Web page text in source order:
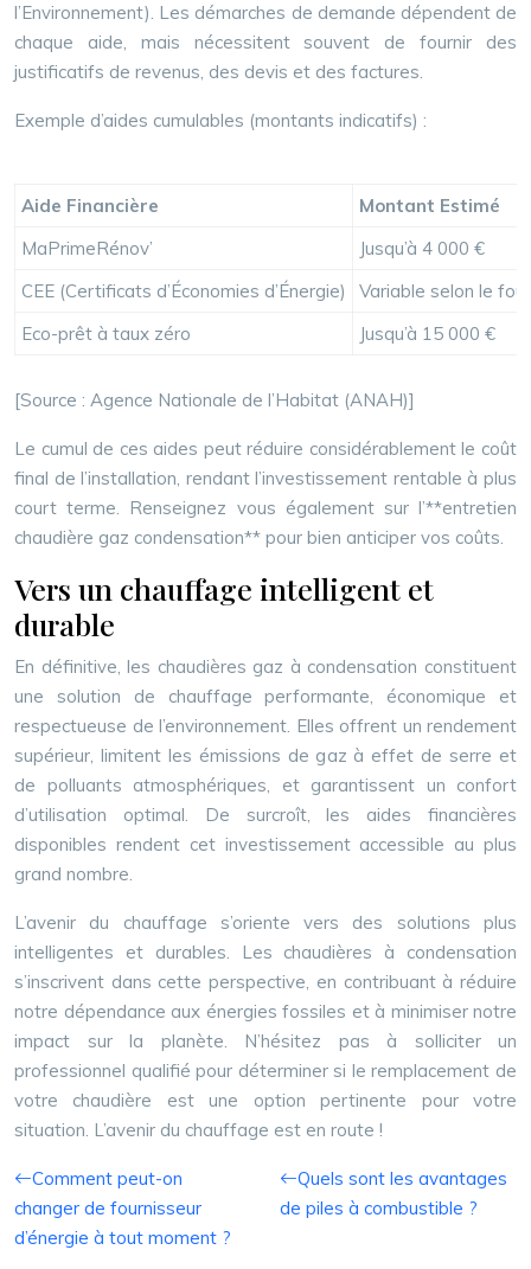
l’Environnement). Les démarches de demande dépendent de
chaque aide, mais nécessitent souvent de fournir des
justificatifs de revenus, des devis et des factures.
Exemple d’aides cumulables (montants indicatifs) :
Aide Financière
Montant Estimé
MaPrimeRénov’
Jusqu’à 4 000 €
CEE (Certificats d’Économies d’Énergie)
Variable selon le
Eco-prêt à taux zéro
Jusqu’à 15 000 €
[Source : Agence Nationale de l’Habitat (ANAH)]
Le cumul de ces aides peut réduire considérablement le coût
final de l’installation, rendant l’investissement rentable à plus
court terme. Renseignez vous également sur l’**entretien
chaudière gaz condensation** pour bien anticiper vos coûts.
Vers un chauffage intelligent et
durable
En définitive, les chaudières gaz à condensation constituent
une solution de chauffage performante, économique et
respectueuse de l’environnement. Elles offrent un rendement
supérieur, limitent les émissions de gaz à effet de serre et
de polluants atmosphériques, et garantissent un confort
d’utilisation optimal. De surcroît, les aides financières
disponibles rendent cet investissement accessible au plus
grand nombre.
L’avenir du chauffage s’oriente vers des solutions plus
intelligentes et durables. Les chaudières à condensation
s’inscrivent dans cette perspective, en contribuant à réduire
notre dépendance aux énergies fossiles et à minimiser notre
impact sur la planète. N’hésitez pas à solliciter un
professionnel qualifié pour déterminer si le remplacement de
votre chaudière est une option pertinente pour votre
situation. L’avenir du chauffage est en route !
Comment peut-on
changer de fournisseur
d’énergie à tout moment ?
Quels sont les avantages
de piles à combustible ?